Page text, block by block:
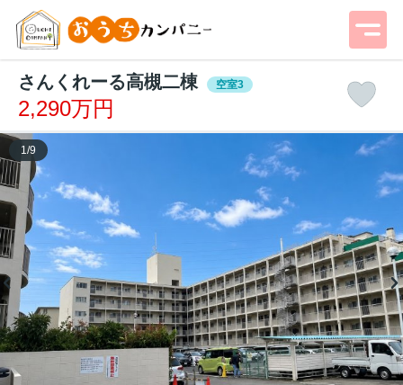
さんくれーる高槻二棟 空室3
2,290万円
1 /9